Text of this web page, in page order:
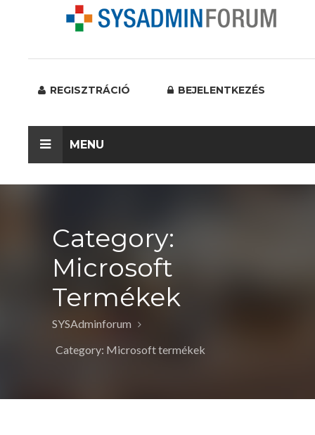
REGISZTRÁCIÓ BEJELENTKEZÉS
MENU
Category:
Microsoft
Termékek
SYSAdminforum
Category: Microsoft termékek